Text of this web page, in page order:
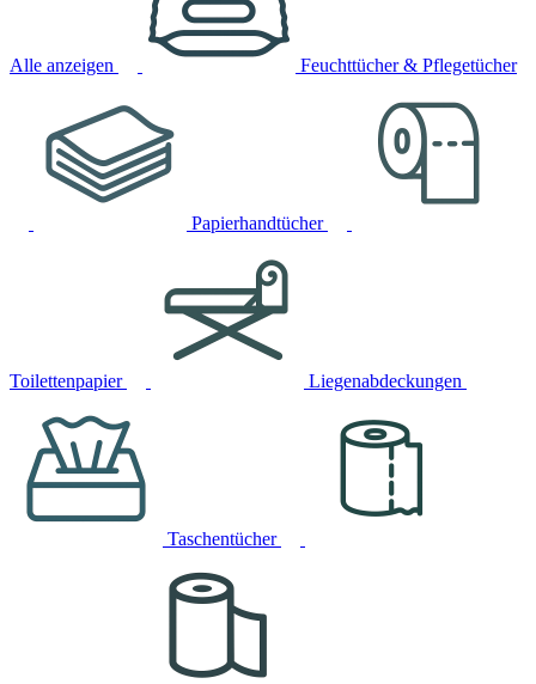
Alle anzeigen Feuchttücher & Pflegetücher
Papierhandtücher
Toilettenpapier Liegenabdeckungen
Taschentücher